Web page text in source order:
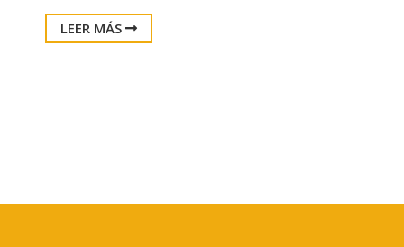
LEER MÁS